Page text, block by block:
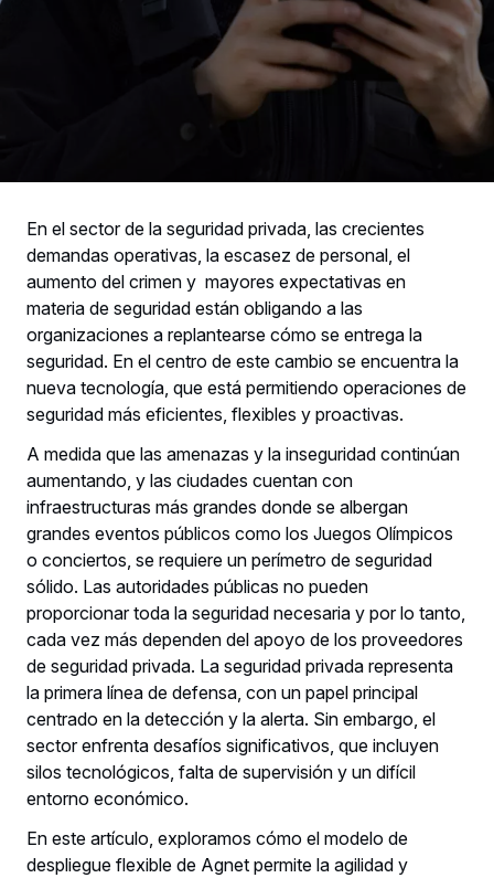
En el sector de la seguridad privada, las crecientes
demandas operativas, la escasez de personal, el
aumento del crimen y mayores expectativas en
materia de seguridad están obligando a las
organizaciones a replantearse cómo se entrega la
seguridad. En el centro de este cambio se encuentra la
nueva tecnología, que está permitiendo operaciones de
seguridad más eficientes, flexibles y proactivas.
A medida que las amenazas y la inseguridad continúan
aumentando, y las ciudades cuentan con
infraestructuras más grandes donde se albergan
grandes eventos públicos como los Juegos Olímpicos
o conciertos, se requiere un perímetro de seguridad
sólido. Las autoridades públicas no pueden
proporcionar toda la seguridad necesaria y por lo tanto,
cada vez más dependen del apoyo de los proveedores
de seguridad privada. La seguridad privada representa
la primera línea de defensa, con un papel principal
centrado en la detección y la alerta. Sin embargo, el
sector enfrenta desafíos significativos, que incluyen
silos tecnológicos, falta de supervisión y un difícil
entorno económico.
En este artículo, exploramos cómo el modelo de
despliegue flexible de Agnet permite la agilidad y